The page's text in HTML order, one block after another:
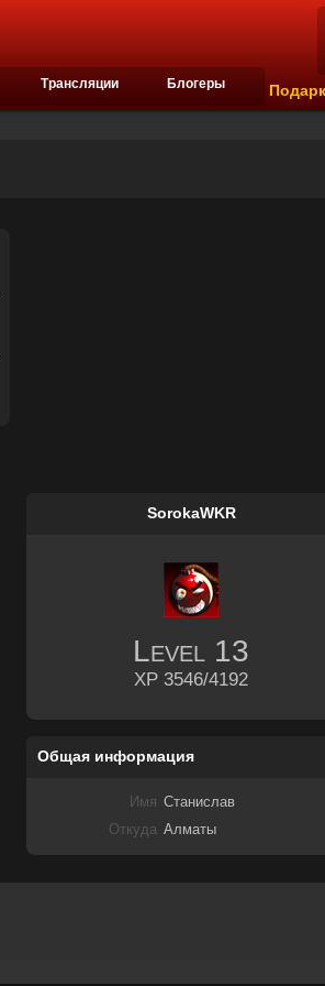
Трансляции Блогеры
SorokaWKR
Level 13
XP 3546/4192
Общая информация
Имя Станислав
Откуда Алматы